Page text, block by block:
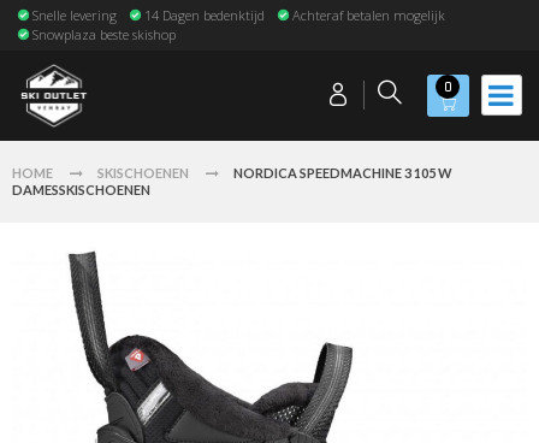
Snelle levering 14 Dagen bedenktijd
Achteraf betalen mogelijk
Snowplaza beste skishop
0
HOME SKISCHOENEN
NORDICA SPEEDMACHINE 3 105 W
DAMESSKISCHOENEN